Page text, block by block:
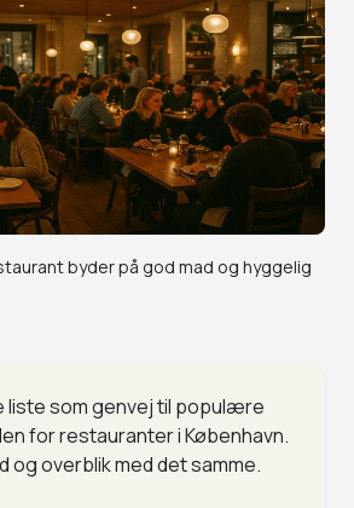
byder på god mad og hyggelig
liste som genvej til populære
for restauranter i København.
og overblik med det samme.